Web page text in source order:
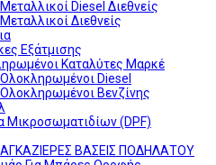
Μεταλλικοί Diesel Διεθνείς
Μεταλλικοί Διεθνείς
Εξάτμισης
Καταλύτες Μαρκέ
Ολοκληρωμένοι Diesel
Ολοκληρωμένοι Βενζίνης
Μικροσωματιδίων (DPF)
ΒΑΣΕΙΣ ΠΟΔΗΛΑΤΟΥ